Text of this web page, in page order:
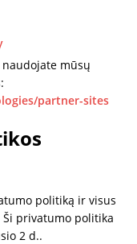
mūsų
partner-sites
politiką ir visus
privatumo politika
2 d..